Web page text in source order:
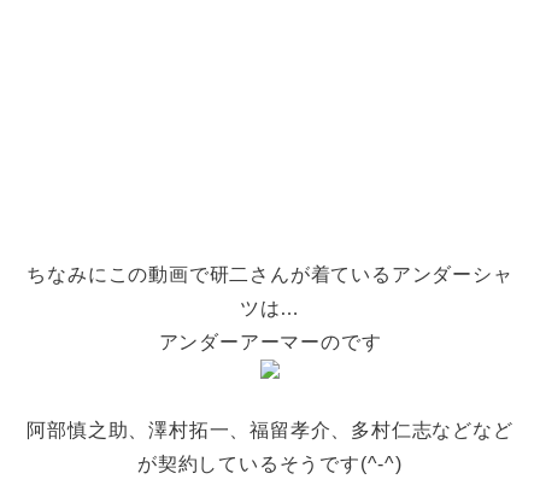
ちなみにこの動画で研二さんが着ているアンダーシャ
ツは…
アンダーアーマーのです
阿部慎之助、澤村拓一、福留孝介、多村仁志などなど
が契約しているそうです(^-^)